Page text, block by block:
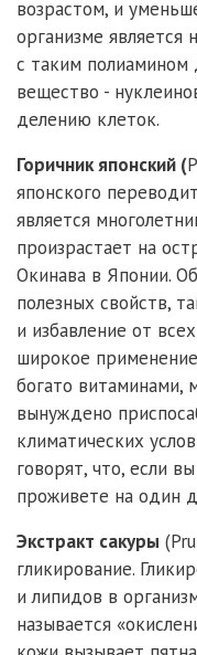
возрастом, и
организме является
с таким полиамином
вещество -
делению клеток.
Горичник японский (
японского
является
произрастает на
Окинава в Японии.
полезных свойств,
и избавление от
широкое
богато витаминами,
вынуждено
климатических
говорят, что, если
проживете на один
Экстракт сакуры
гликирование.
и липидов в
называется